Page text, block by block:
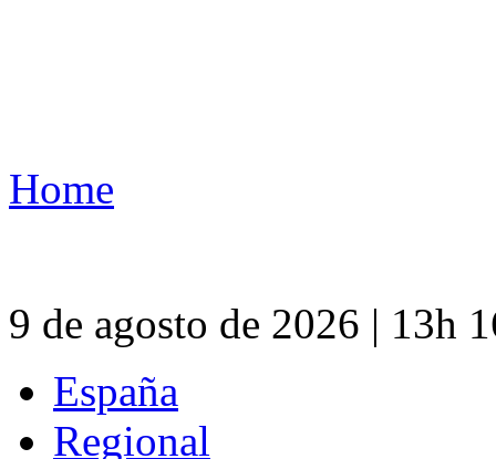
Home
9 de agosto de 2026 | 13h
España
Regional